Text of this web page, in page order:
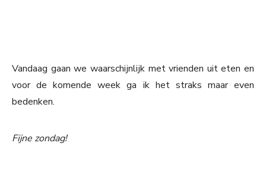
Vandaag gaan we waarschijnlijk met vrienden uit eten en
voor de komende week ga ik het straks maar even
bedenken.
Fijne zondag!